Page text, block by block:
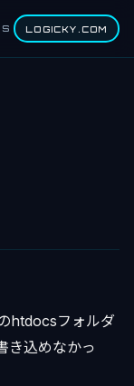
LOGICKY.COM
htdocsフォルダ
き込めなかっ